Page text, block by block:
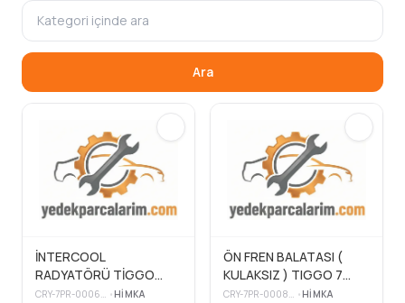
Ara
İNTERCOOL
RADYATÖRÜ TİGGO
7PRO-TİGGO 8 PRO
CRY-7PR-000668 • HIMKA
ÖN FREN BALATASI (
KULAKSIZ ) TIGGO 7
PRO - TIGGO 8 PRO -
CRY-7PR-000800 • HIMKA